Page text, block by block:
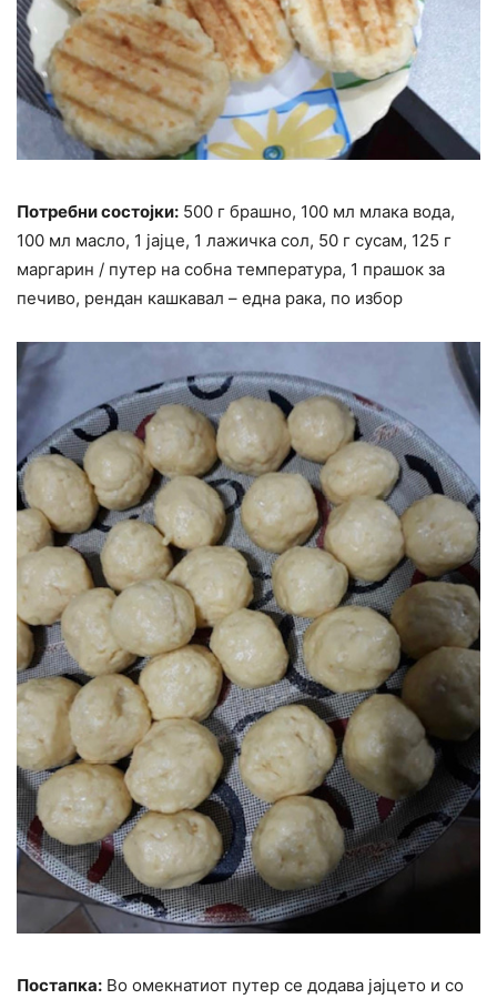
Потребни состојки: 500 г брашно, 100 мл млака вода,
100 мл масло, 1 јајце, 1 лажичка сол, 50 г сусам, 125 г
маргарин / путер на собна температура, 1 прашок за
печиво, рендан кашкавал – една рака, по избор
Постапка: Во омекнатиот путер се додава јајцето и со